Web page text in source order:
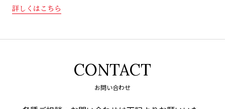
詳しくはこちら
CONTACT
お問い合わせ